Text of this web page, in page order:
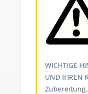
WICHTIGE
UND IHREN
Zubereitung,